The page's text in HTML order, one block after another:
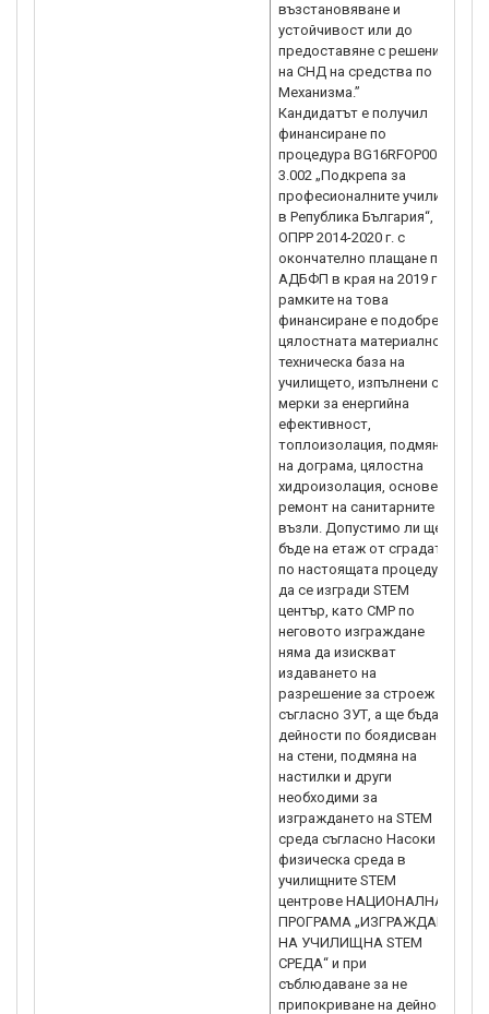
възстановяване и
устойчивост или до
предоставяне с решение
на СНД на средства по
Механизма.”
Кандидатът е получил
финансиране по
процедура BG16RFOP001-
3.002 „Подкрепа за
професионалните училища
в Република България“,
ОПРР 2014-2020 г. с
окончателно плащане по
АДБФП в края на 2019 г. В
рамките на това
финансиране е подобрена
цялостната материално-
техническа база на
училището, изпълнени са
мерки за енергийна
ефективност,
топлоизолация, подмяна
на дограма, цялостна
хидроизолация, основен
ремонт на санитарните
възли. Допустимо ли ще
бъде на етаж от сградата
по настоящата процедура
да се изгради STEM
център, като СМР по
неговото изграждане
няма да изискват
издаването на
разрешение за строеж
съгласно ЗУТ, а ще бъдат
дейности по боядисване
на стени, подмяна на
настилки и други
необходими за
изграждането на STEM
среда съгласно Насоки за
физическа среда в
училищните STEM
центрове НАЦИОНАЛНА
ПРОГРАМА „ИЗГРАЖДАНЕ
НА УЧИЛИЩНА STEM
СРЕДА“ и при
съблюдаване за не
припокриване на дейности